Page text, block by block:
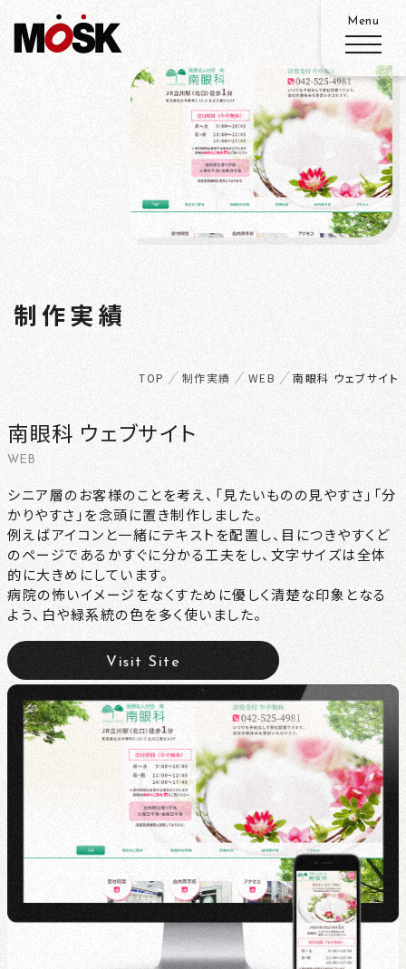
制作実績
ORKS
TOP 制作実績 WEB 南眼科 ウェブサイト
南眼科 ウェブサイト
WEB
シニア層のお客様のことを考え、「見たいものの見やすさ」「分
かりやすさ」を念頭に置き制作しました。
例えばアイコンと一緒にテキストを配置し、目につきやすくど
のページであるかすぐに分かる工夫をし、文字サイズは全体
的に大きめにしています。
病院の怖いイメージをなくすために優しく清楚な印象となる
よう、白や緑系統の色を多く使いました。
Visit Site
SERVICE
ADVANTAGE
CONTACT
NEWS
PRIVACY